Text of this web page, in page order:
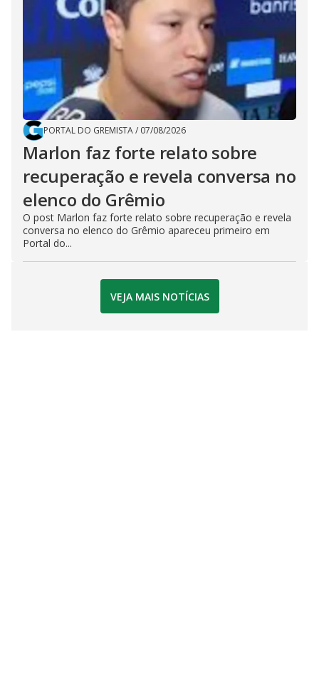
PORTAL DO GREMISTA/ 07/08/2026
Marlon faz forte relato sobre
recuperação e revela conversa no
elenco do Grêmio
O post Marlon faz forte relato sobre recuperação e revela
conversa no elenco do Grêmio apareceu primeiro em
Portal do...
VEJA MAIS NOTÍCIAS